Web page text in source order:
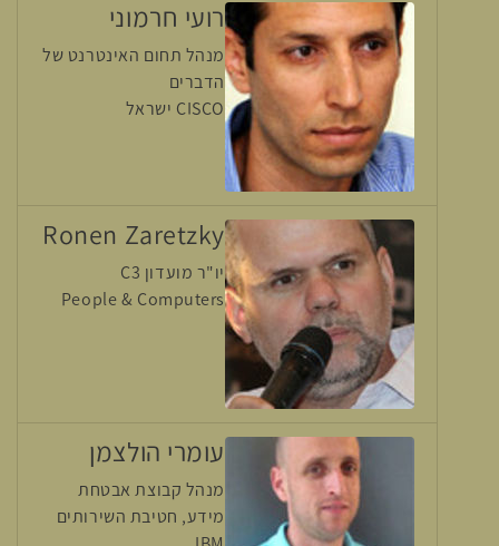
רועי חרמוני
מנהל תחום האינטרנט של
הדברים
CISCO ישראל
Ronen Zaretzky
יו"ר מועדון C3
People & Computers
עומרי הולצמן
מנהל קבוצת אבטחת
מידע, חטיבת השירותים